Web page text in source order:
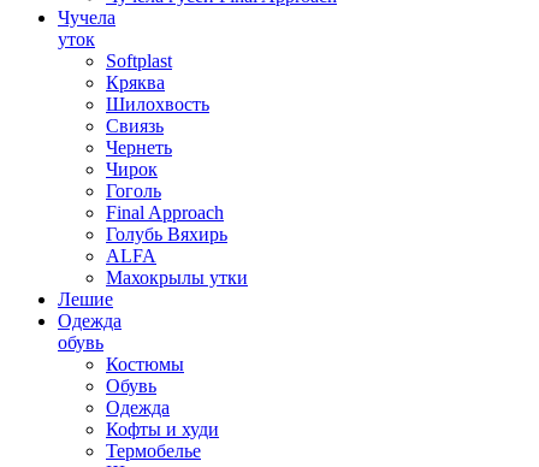
Чучела
уток
Softplast
Кряква
Шилохвость
Свиязь
Чернеть
Чирок
Гоголь
Final Approach
Голубь Вяхирь
ALFA
Махокрылы утки
Лешие
Одежда
обувь
Костюмы
Обувь
Одежда
Кофты и худи
Термобелье